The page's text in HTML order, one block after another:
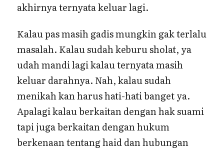
akhirnya ternyata keluar lagi.
Kalau pas masih gadis mungkin gak terlalu
masalah. Kalau sudah keburu sholat, ya
udah mandi lagi kalau ternyata masih
keluar darahnya. Nah, kalau sudah
menikah kan harus hati-hati banget ya.
Apalagi kalau berkaitan dengan hak suami
tapi juga berkaitan dengan hukum
berkenaan tentang haid dan hubungan